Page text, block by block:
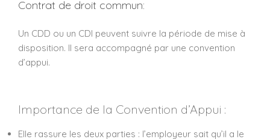
Contrat de droit commun:
Un CDD ou un CDI peuvent suivre la période de mise à
disposition. Il sera accompagné par une convention
d’appui.
Importance de la Convention d’Appui :
Elle rassure les deux parties : l’employeur sait qu’il a le